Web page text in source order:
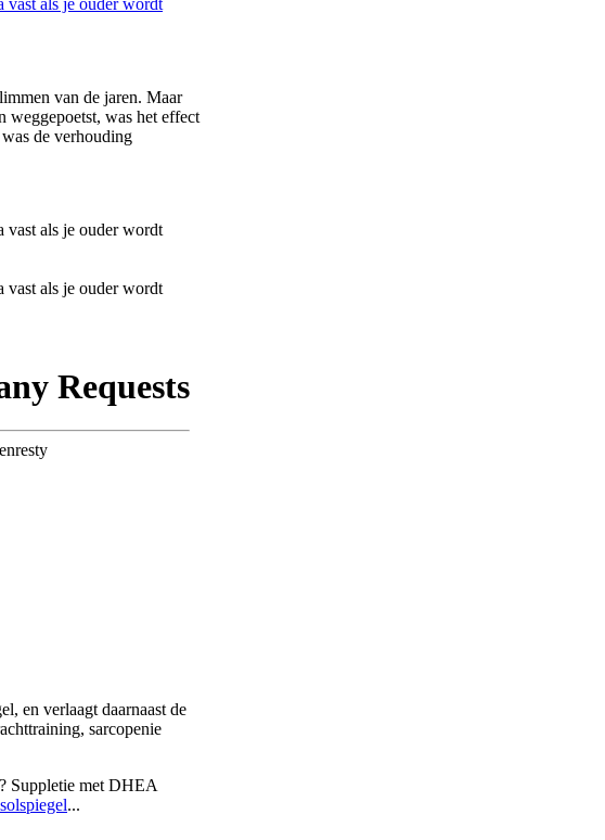
van de jaren. Maar
weggepoetst, was het effect
de verhouding
en verlaagt daarnaast de
sarcopenie
Suppletie met DHEA
...